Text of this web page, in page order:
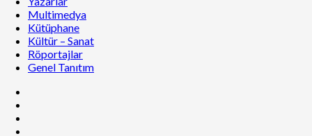
Multimedya
Kütüphane
Kültür – Sanat
Röportajlar
Genel Tanıtım